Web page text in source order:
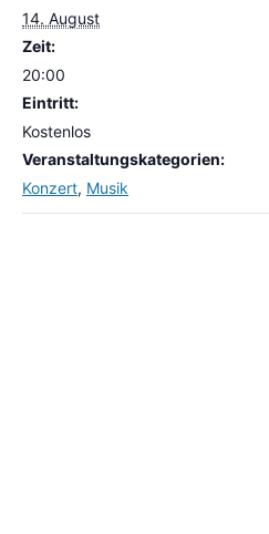
14. August
Zeit:
20:00
Eintritt:
Kostenlos
Veranstaltungskategorien:
Konzert, Musik